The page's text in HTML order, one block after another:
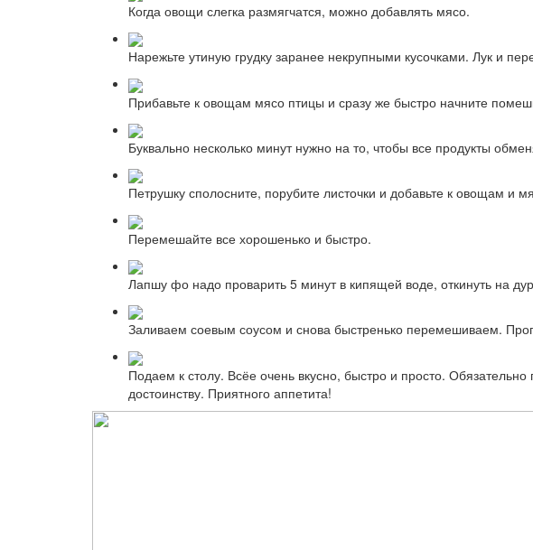
Когда овощи слегка размягчатся, можно добавлять мясо.
Нарежьте утиную грудку заранее некрупными кусочками. Лук и
Прибавьте к овощам мясо птицы и сразу же быстро начните
Буквально несколько минут нужно на то, чтобы все продукты
Петрушку сполосните, порубите листочки и добавьте к овощам и
Перемешайте все хорошенько и быстро.
Лапшу фо надо проварить 5 минут в кипящей воде, откинуть на
Заливаем соевым соусом и снова быстренько перемешиваем.
Подаем к столу. Всёе очень вкусно, быстро и просто.
достоинству. Приятного аппетита!